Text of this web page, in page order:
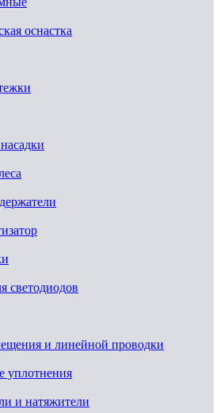
оснастка
светодиодов
и линейной проводки
уплотнения
и натяжители